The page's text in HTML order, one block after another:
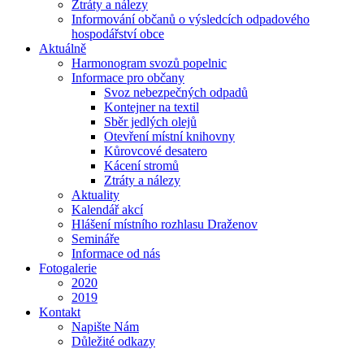
Ztráty a nálezy
Informování občanů o výsledcích odpadového
hospodářství obce
Aktuálně
Harmonogram svozů popelnic
Informace pro občany
Svoz nebezpečných odpadů
Kontejner na textil
Sběr jedlých olejů
Otevření místní knihovny
Kůrovcové desatero
Kácení stromů
Ztráty a nálezy
Aktuality
Kalendář akcí
Hlášení místního rozhlasu Draženov
Semináře
Informace od nás
Fotogalerie
2020
2019
Kontakt
Napište Nám
Důležité odkazy